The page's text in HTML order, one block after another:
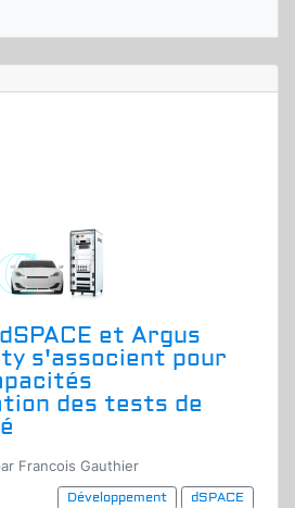
et Argus
s'associent pour
des tests de
Francois Gauthier
Développement
dSPACE